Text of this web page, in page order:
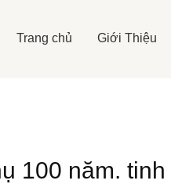
Trang chủ Giới Thiệu
100 năm.